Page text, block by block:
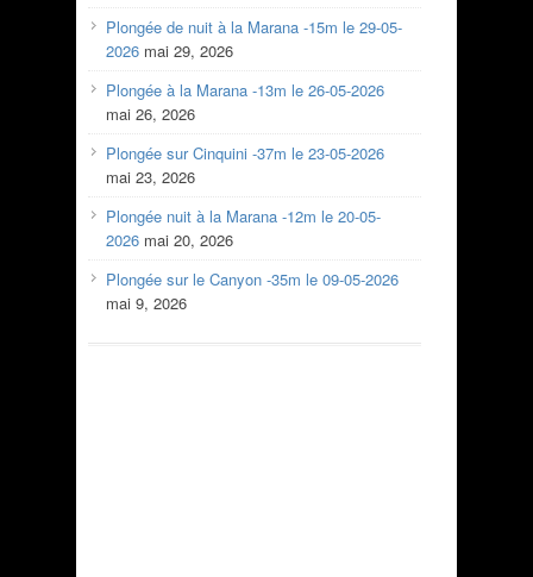
Plongée de nuit à la Marana -15m le 29-05-
2026 mai 29, 2026
Plongée à la Marana -13m le 26-05-2026
mai 26, 2026
Plongée sur Cinquini -37m le 23-05-2026
mai 23, 2026
Plongée nuit à la Marana -12m le 20-05-
2026 mai 20, 2026
Plongée sur le Canyon -35m le 09-05-2026
mai 9, 2026